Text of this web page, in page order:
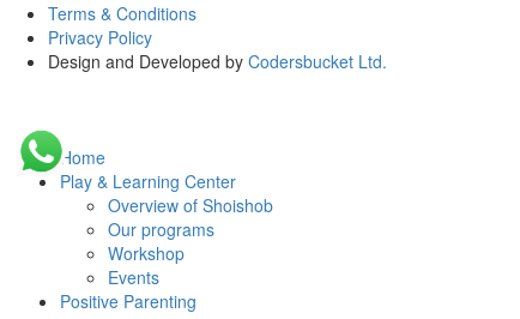
Terms & Conditions
Privacy Policy
Design and Developed by Codersbucket Ltd.
Home
Play & Learning Center
Overview of Shoishob
Our programs
Workshop
Events
Positive Parenting